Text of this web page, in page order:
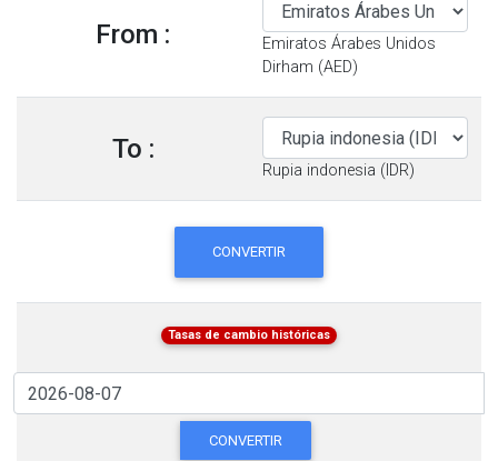
From :
Emiratos Árabes Unidos
Dirham (AED)
To :
Rupia indonesia (IDR)
CONVERTIR
Tasas de cambio históricas
CONVERTIR